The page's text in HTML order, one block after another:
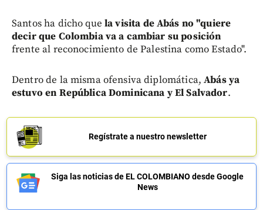
Santos ha dicho que la visita de Abás no "quiere
decir que Colombia va a cambiar su posición
frente al reconocimiento de Palestina como Estado".
Dentro de la misma ofensiva diplomática,Abás ya
estuvo en República Dominicana y El Salvador.
Regístrate a nuestro newsletter
Siga las noticias de EL COLOMBIANO desde Google
News